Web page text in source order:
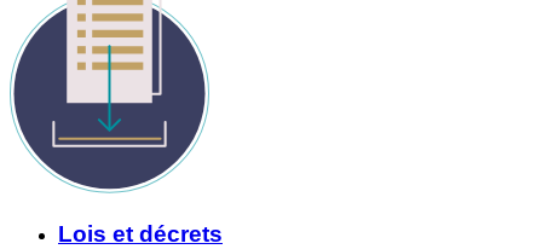
Lois et décrets